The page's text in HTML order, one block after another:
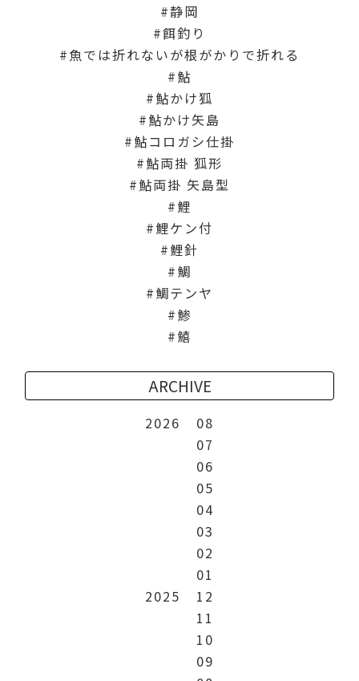
静岡
餌釣り
魚では折れないが根がかりで折れる
鮎
鮎かけ狐
鮎かけ矢島
鮎コロガシ仕掛
鮎両掛 狐形
鮎両掛 矢島型
鯉
鯉ケン付
鯉針
鯛
鯛テンヤ
鯵
鱚
ARCHIVE
2026
08
07
06
05
04
03
02
01
2025
12
11
10
09